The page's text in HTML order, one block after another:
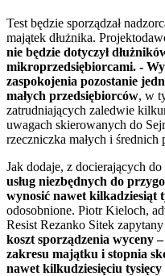
Test będzie sporządzał
majątek dłużnika.
nie będzie dotyczył
mikroprzedsiębiorcami. -
zaspokojenia pozostanie
małych przedsiębiorców, w
zatrudniających zaledwie
uwagach skierowanych do
rzeczniczka małych i średnich
Jak dodaje, z docierających
usług niezbędnych do
wynosić nawet kilkadziesiąt
odosobnione. Piotr Kieloch,
Resist Rezanko Sitek
koszt sporządzenia wyceny
zakresu majątku i stopnia
nawet kilkudziesięciu tysięcy